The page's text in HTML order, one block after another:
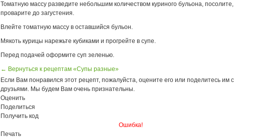
Томатную массу разведите небольшим количеством куриного бульона, посолите,
проварите до загустения.
Влейте томатную массу в оставшийся бульон.
Мякоть курицы нарежьте кубиками и прогрейте в супе.
Перед подачей оформите суп зеленью.
← Вернуться к рецептам «Супы разные»
Если Вам понравился этот рецепт, пожалуйста, оцените его или поделитесь им с
друзьями. Мы будем Вам очень признательны.
Оценить
Поделиться
Получить код
Ошибка!
Печать